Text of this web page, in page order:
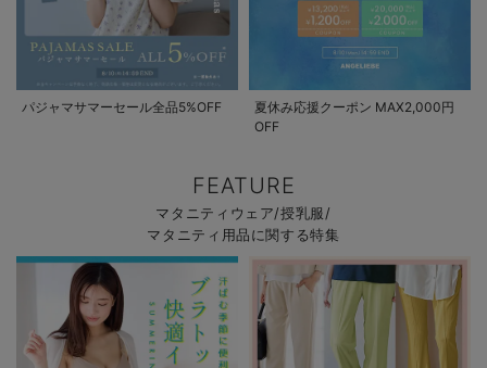
パジャマサマーセール全品5%OFF
夏休み応援クーポン MAX2,000円
OFF
FEATURE
マタニティウェア/授乳服/
マタニティ用品に関する特集